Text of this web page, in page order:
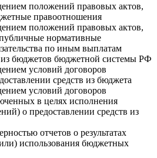
положений правовых актов,
правоотношения
положений правовых актов,
нормативные
по иным выплатам
бюджетов бюджетной системы РФ
условий договоров
средств из бюджета
условий договоров
в целях исполнения
о предоставлении средств из
отчетов о результатах
использования бюджетных